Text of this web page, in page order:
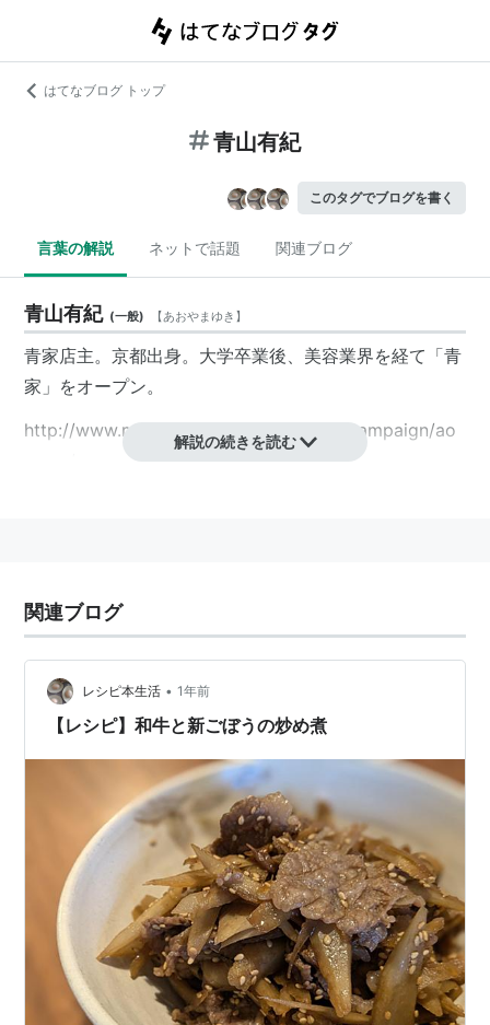
はてなブログ トップ
青山有紀
このタグでブログを書く
言葉の解説 ネットで話題 関連ブログ
青山有紀 (一般) 【あおやまゆき 】
青家店主。京都出身。大学卒業後、美容業界を経て「青
家 」をオープン。
http://www.ministop.co.jp/ministopfan/campaign/ao
解説の続きを読む
関連ブログ
レシピ本生活 • 1年前
【レシピ】和牛と新ごぼうの炒め煮